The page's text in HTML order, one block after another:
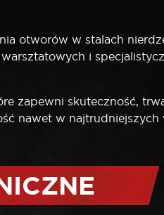
otworów w stalach
i
zapewni skuteczność,
nawet w najtrudniejszych